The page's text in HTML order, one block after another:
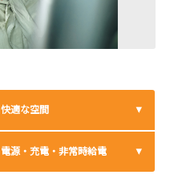
快適な空間
電源・充電・非常時給電